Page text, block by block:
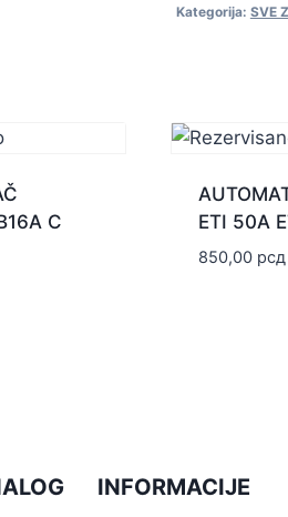
Kategorija: SVE
C
ETI 50A
850,00 рсд
INFORMACIJE